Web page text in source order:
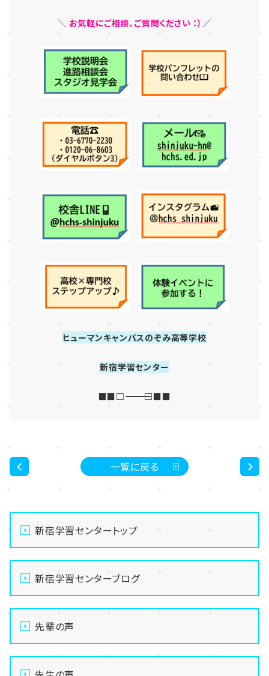
＼ お気軽にご相談、ご質問ください ：）／
ヒューマンキャンパスのぞみ高等学校
新宿学習センター
■■□――――――――――――――□■■
一覧に戻る
新宿学習センタートップ
新宿学習センターブログ
先輩の声